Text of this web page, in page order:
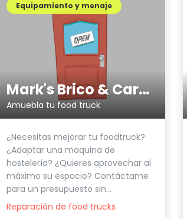
Mark's Brico & Carpentery
Amuebla tu food truck
Equipamiento y menaje
¿Necesitas mejorar tu foodtruck?
¿Adaptar una maquina de
hostelería? ¿Quieres aprovechar al
máximo su espacio? Contáctame
para un presupuesto sin...
Reparación de food trucks